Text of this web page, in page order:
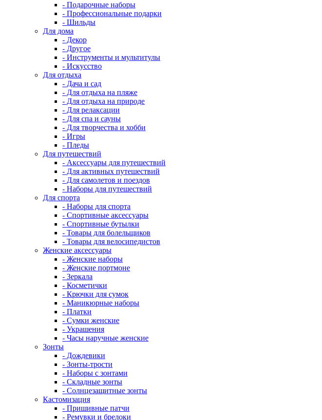
- Подарочные наборы
- Профессиональные подарки
- Шильды
Для дома
- Декор
- Другое
- Инструменты и мультитулы
- Искусство
Для отдыха
- Дача и сад
- Для отдыха на пляже
- Для отдыха на природе
- Для релаксации
- Для спа и сауны
- Для творчества и хобби
- Игры
- Пледы
Для путешествий
- Аксессуары для путешествий
- Для активных путешествий
- Для самолетов и поездов
- Наборы для путешествий
Для спорта
- Наборы для спорта
- Спортивные аксессуары
- Спортивные бутылки
- Товары для болельщиков
- Товары для велосипедистов
Женские аксессуары
- Женские наборы
- Женские портмоне
- Зеркала
- Косметички
- Крючки для сумок
- Маникюрные наборы
- Платки
- Сумки женские
- Украшения
- Часы наручные женские
Зонты
- Дождевики
- Зонты-трости
- Наборы с зонтами
- Складные зонты
- Солнцезащитные зонты
Кастомизация
- Пришивные патчи
- Ремувки и брелоки